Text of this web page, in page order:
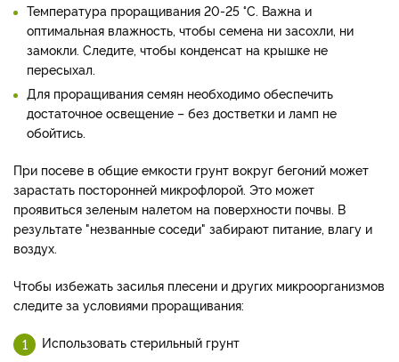
Температура проращивания 20-25 °C. Важна и
оптимальная влажность, чтобы семена ни засохли, ни
замокли. Следите, чтобы конденсат на крышке не
пересыхал.
Для проращивания семян необходимо обеспечить
достаточное освещение – без достветки и ламп не
обойтись.
При посеве в общие емкости грунт вокруг бегоний может
зарастать посторонней микрофлорой. Это может
проявиться зеленым налетом на поверхности почвы. В
результате "незванные соседи" забирают питание, влагу и
воздух.
Чтобы избежать засилья плесени и других микроорганизмов
следите за условиями проращивания:
Использовать стерильный грунт